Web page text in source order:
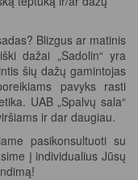
Blizgus ar matinis
dažai „Sadolin“ yra
šių dažų gamintojas
pavyks rasti
UAB „Spalvų sala“
ir dar daugiau.
pasikonsultuoti su
į individualius Jūsų